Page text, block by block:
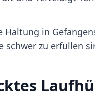
Haltung in
schwer zu erfüllen